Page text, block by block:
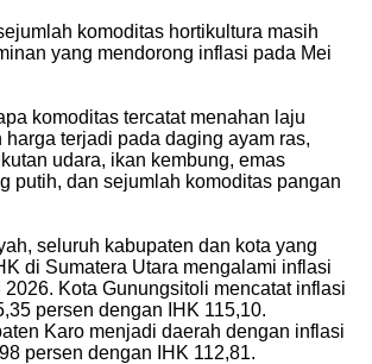
komoditas hortikultura masih
yang mendorong inflasi pada Mei
komoditas tercatat menahan laju
terjadi pada daging ayam ras,
udara, ikan kembung, emas
putih, dan sejumlah komoditas pangan
seluruh kabupaten dan kota yang
di Sumatera Utara mengalami inflasi
Kota Gunungsitoli mencatat inflasi
persen dengan IHK 115,10.
Karo menjadi daerah dengan inflasi
persen dengan IHK 112,81.